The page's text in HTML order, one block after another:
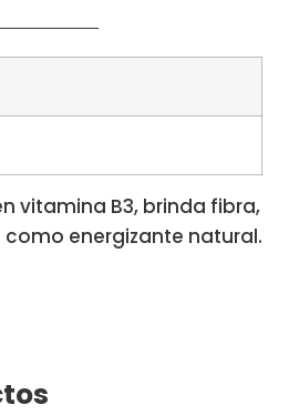
vitamina B3, brinda fibra,
energizante natural.